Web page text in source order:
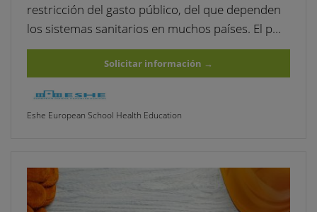
restricción del gasto público, del que dependen
los sistemas sanitarios en muchos países. El p…
Solicitar información →
Eshe European School Health Education